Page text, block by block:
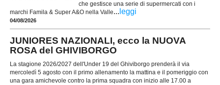
che gestisce una serie di supermercati con i
marchi Famila & Super A&O nella Valle... leggi
04/08/2026
JUNIORES NAZIONALI, ecco la NUOVA
ROSA del GHIVIBORGO
La stagione 2026/2027 dell'Under 19 del Ghiviborgo prenderà il via
mercoledì 5 agosto con il primo allenamento la mattina e il pomeriggio con
una gara amichevole contro la prima squadra con inizio alle 17.00 a